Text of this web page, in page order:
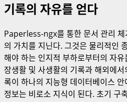
기록의 자유를 얻다
Paperless-ngx를 통한 문서 관리 체
의 가치를 지닌다. 그것은 물리적인
해야 하는 인지적 부하로부터의 자
장생활 및 사생활의 기록과 해외에
록이 하나의 지능형 데이터베이스
정보는 비로소 지식이 된다. 초기 구